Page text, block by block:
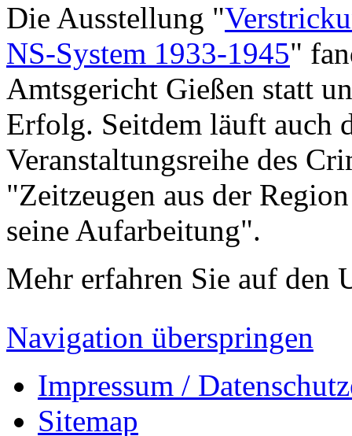
Die Ausstellung "
NS-System 1933-1945"
Amtsgericht Gießen statt
Erfolg. Seitdem läuft auch
Veranstaltungsreihe des
"Zeitzeugen aus der
seine Aufarbeitung".
Mehr erfahren Sie auf den
Navigation überspringen
Impressum /
Sitemap